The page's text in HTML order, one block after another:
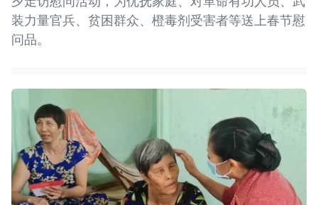
装力量官兵、贫困群众、橙毒剂受害者等送上春节慰
问品。